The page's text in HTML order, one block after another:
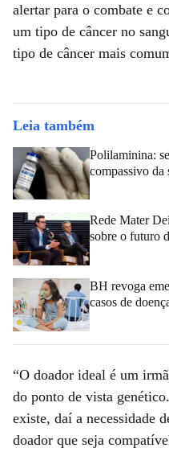
alertar para o combate e
um tipo de câncer no
tipo de câncer mais
Leia também
Polilaminina:
compassivo da
Rede Mater
sobre o futuro
BH revoga
casos de
“O doador ideal é um
do ponto de vista
existe, daí a necessidade
doador que seja